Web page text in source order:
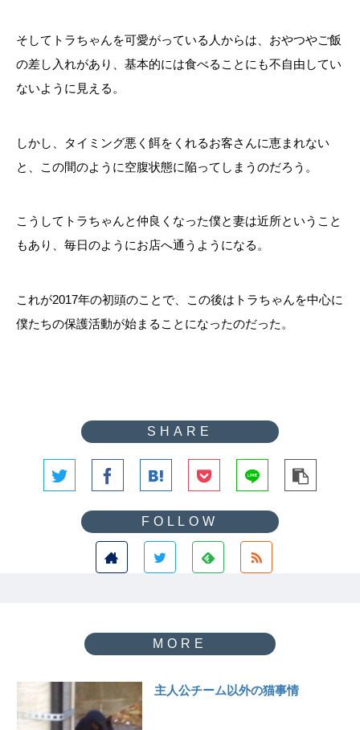
そしてトラちゃんを可愛がっている人からは、おやつやご飯
の差し入れがあり、基本的には食べることにも不自由してい
ないように見える。
しかし、タイミング悪く餌をくれるお客さんに恵まれない
と、この間のように空腹状態に陥ってしまうのだろう。
こうしてトラちゃんと仲良くなった僕と妻は近所ということ
もあり、毎日のようにお店へ通うようになる。
これが2017年の初頭のことで、この後はトラちゃんを中心に
僕たちの保護活動が始まることになったのだった。
主人公チーム以外の猫事情